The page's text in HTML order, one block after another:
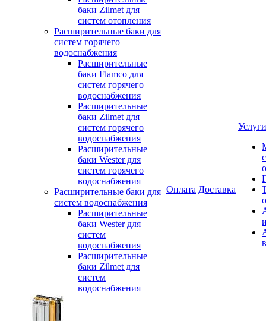
баки Zilmet для
систем отопления
Расширительные баки для
систем горячего
водоснабжения
Расширительные
баки Flamco для
систем горячего
водоснабжения
Расширительные
баки Zilmet для
систем горячего
водоснабжения
Расширительные
баки Wester для
систем горячего
водоснабжения
Расширительные баки для
систем водоснабжения
Расширительные
баки Wester для
систем
водоснабжения
Расширительные
баки Zilmet для
систем
водоснабжения
Оплата Доставка
Услуги